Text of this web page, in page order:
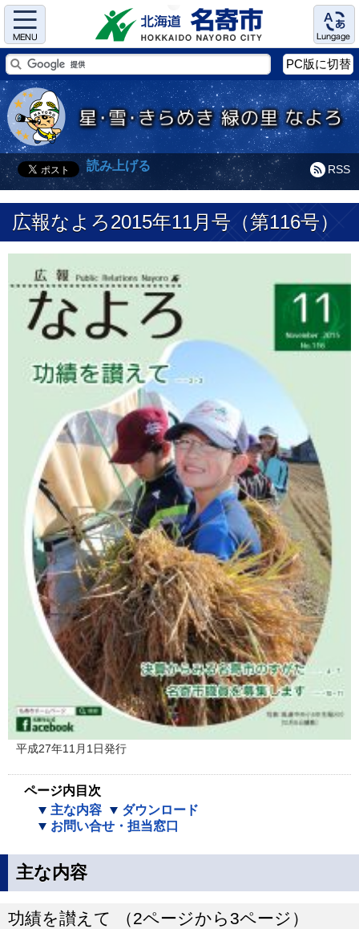
Menu Language
PC版に切替
RSS
読み上げる
広報なよろ2015年11月号（第116号）
平成27年11月1日発行
ページ内目次
主な内容
ダウンロード
お問い合せ・担当窓口
主な内容
功績を讃えて （2ページから3ページ）